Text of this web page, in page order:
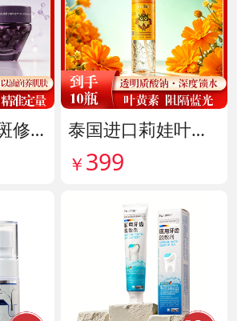
HORA美白祛斑修护精华油 货号141999
泰国进口莉娃叶黄素精华护眼液 货号142036
￥ 399